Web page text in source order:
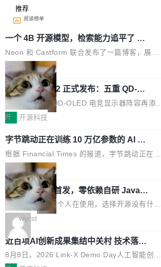
推荐
阅读榜单
一个 4B 开源模型，检索能力追平了 G
PT-5.6 Sol，成本降到 1/100
Neon 和 Castform 联合发布了一篇博客，展示
了一个惊人的结果：一个 4B 参数的开源模型，
经过 RL 后训练之后，在检索任务上的准确率追
平了 GPT-5.6 Sol，但每次请求的成本只有对方
的 1/100。 具体来说，GPT-5.6 Sol 做一次典型
的多轮搜索请求需要超过 10 秒，端到端成本约
来说，这个速度和成本都"高得让人没法用"。而
4B 开源模型在推理速度上快了几个数量级，成
本低了两三个数量级。 问题在于，小模型开箱即
用时的检索能力确实远不如闭源前沿模型。差距
在哪？就在 RL 后训练。 从 RAG 到 agentic...
局
技嘉 GO27Q32 正式发布：五重 QD-OL
ED 面板加持，320Hz 极速与影院级画
面兼得
技嘉科技旗下 QD-OLED 电竞显示器阵容再添旗
舰新作。GO27Q32 将于 2026 年 9 月 15 日正
nta Tandem 五重发光架构为核心，为高端玩家
打造速度与画质不妥协的沉浸体验。 GO27Q32
搭载三星最新 QD-OLED 面板，采用 5 层串联
式发光结构，并装配全新 ObsidianShield 抗反
射镀膜，黑阶表现提升可达40%，并将表面硬度
由2H升級至3H，画面对比度与强度都提升的同
时还具有 320Hz 刷新率与 0.03ms GTG 灰阶响
应时间，从源头消除拖影与动态模糊。 1.突破 O
LED 画质局限，暗部细节...
开 开源科技
字节跳动正在训练 10 万亿参数的 AI 模
型
根据 Financial Times 的报道，字节跳动正在训
练一个 10 万亿参数的 AI 模型，目前处于预训练
阶段。 10 万亿是什么概念？Anthropic 目前最
大的模型 Mythos 5 约 8 万亿参数。DeepSeek
V4-Pro 是 1.6 万亿。月之暗面的 Kimi K3 是 2.
8 万亿。美团 LongCat-2.0 是 1.6 万亿。字节
跳动的这个未命名模型，直接跳到了 10 万亿。
预训练通常需要 3 到 6 个月，之后还有微调阶
段。按这个时间线，最早可能在 2026 年底或 2
027 年初发布。 这个节点很微妙。Anthropic 刚
局
wastnet 开源首发，零依赖自研 Java H
TTP/2 框架，性能对标 Undertow !
这个项目一直是个人在使用，选择开源没有什么
动机理由，就是想开源了，如果非要说一个，那
就是它多少弥补了国产 Java 自研 HTTP/2 框架
这块空白——放眼国产 Java 生态，能拿出手的
HTTP/2 网络框架，要么闭源，要么底层建立在
wycst
近百项AI创新成果集结中关村 技术落地
与产业迭代提速
8月8日，2026 Link-X Demo Day人工智能创新